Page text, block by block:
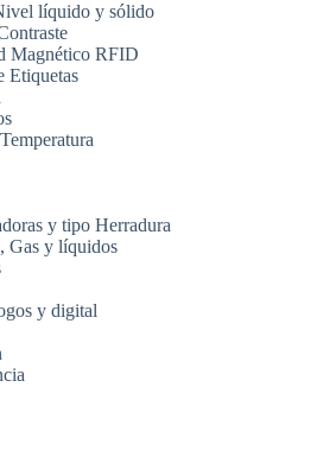
líquido y sólido
Magnético RFID
Etiquetas
y tipo Herradura
Gas y líquidos
y digital